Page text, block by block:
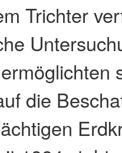
Trichter
die